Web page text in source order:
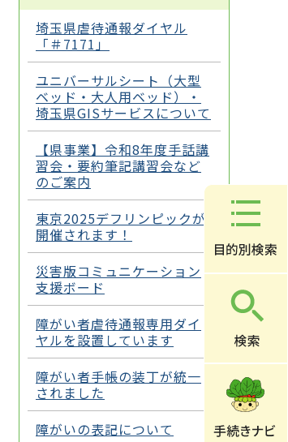
埼玉県虐待通報ダイヤル
「＃7171」
ユニバーサルシート（大型
ベッド・大人用ベッド）・
埼玉県GISサービスについて
【県事業】令和8年度手話講
習会・要約筆記講習会など
のご案内
東京2025デフリンピックが
開催されます！
災害版コミュニケーション
支援ボード
障がい者虐待通報専用ダイ
ヤルを設置しています
障がい者手帳の装丁が統一
されました
障がいの表記について